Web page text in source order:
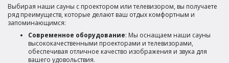
Выбирая наши сауны с проектором или телевизором, вы получаете
ряд преимуществ, которые делают ваш отдых комфортным и
запоминающимся:
Современное оборудование: Мы оснащаем наши сауны
высококачественными проекторами и телевизорами,
обеспечивая отличное качество изображения и звука для
вашего удовольствия.